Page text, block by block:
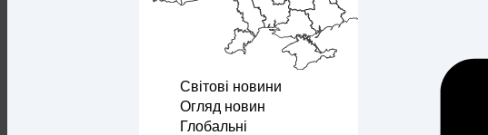
Світові новини
Огляд новин
Глобальні